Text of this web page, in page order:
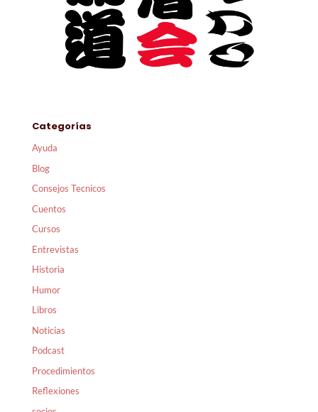
Categorías
Ayuda
Blog
Consejos Tecnicos
Cuentos
Cursos
Entrevistas
Historia
Humor
Libros
Noticias
Podcast
Procedimientos
Reflexiones